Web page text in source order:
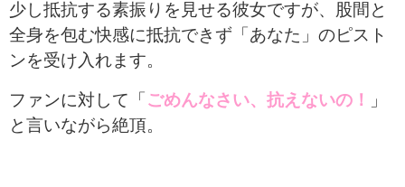
少し抵抗する素振りを見せる彼女ですが、股間と
全身を包む快感に抵抗できず「あなた」のピスト
ンを受け入れます。
ファンに対して「 ごめんなさい、抗えないの！
」
と言いながら絶頂。